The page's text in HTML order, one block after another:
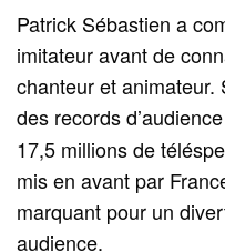
Patrick Sébastien a
imitateur avant de
chanteur et
des records
17,5 millions de
mis en avant par
marquant pour un
audience.